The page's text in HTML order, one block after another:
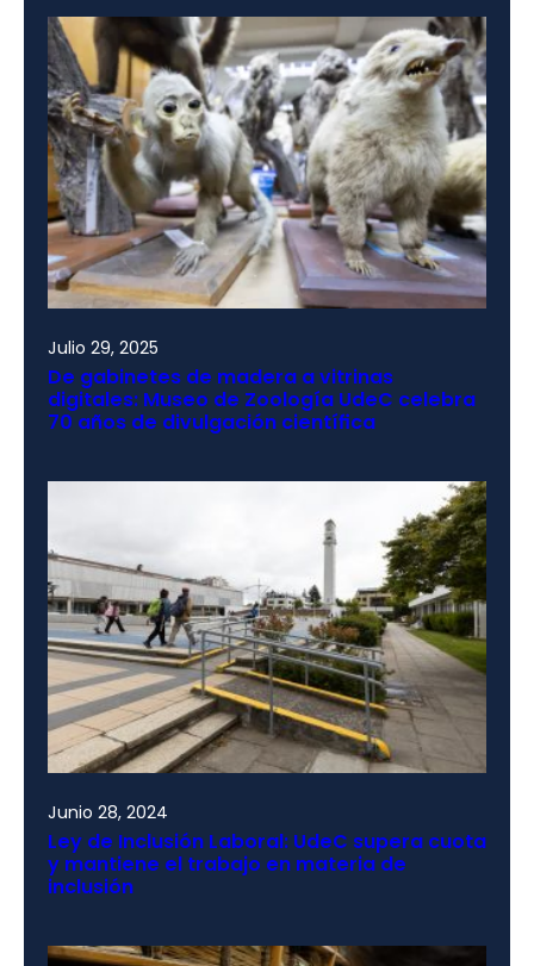
Julio 29, 2025
De gabinetes de madera a vitrinas
digitales: Museo de Zoología UdeC celebra
70 años de divulgación científica
Junio 28, 2024
Ley de Inclusión Laboral: UdeC supera cuota
y mantiene el trabajo en materia de
inclusión